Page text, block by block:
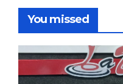
You missed